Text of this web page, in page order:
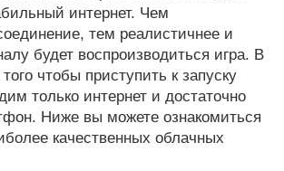
интернет. Чем
тем реалистичнее и
будет воспроизводиться игра. В
чтобы приступить к запуску
только интернет и достаточно
Ниже вы можете ознакомиться
качественных облачных